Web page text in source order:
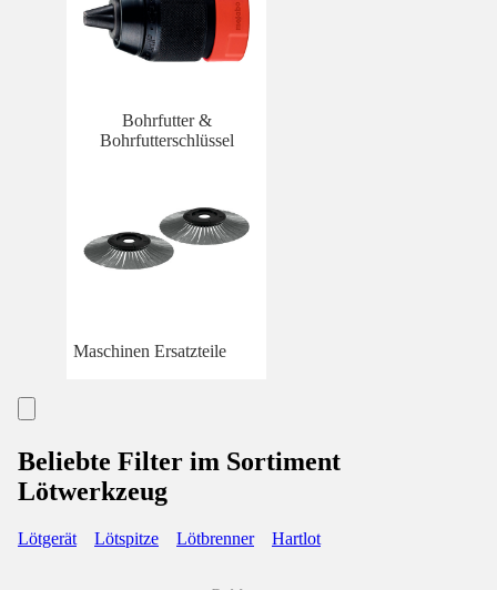
Bohrfutter &
Bohrfutterschlüssel
Maschinen Ersatzteile
Beliebte Filter im Sortiment
Lötwerkzeug
Lötgerät Lötspitze Lötbrenner Hartlot